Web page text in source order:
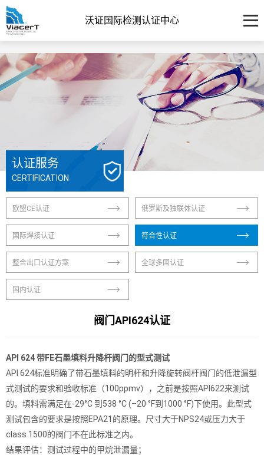
沃证国际检测认证中心
认证服务
CERTIFICATION
欧盟CE认证 俄罗斯及独联体认证
国际焊接认证 符合性认证
整合出口认证方案 全球多国认证
国内认证
阀门API624认证
API 624 带FE石墨填料升降杆阀门的型式测试
API 624标准明确了带石墨填料的明杆和升降旋转阀杆阀门的低泄漏型
式测试的要求和验收标准（100ppmv），之前是按照API622来测试
的。填料需满足在-29°C 到538 °C (–20 °F到1000 °F)下使用。此型式
测试包含的要求是按照EPA21的原理。尺寸大于NPS24或压力大于
class 1500的阀门不在此标准之内。
结果评估：测试过程中的甲烷泄漏量；